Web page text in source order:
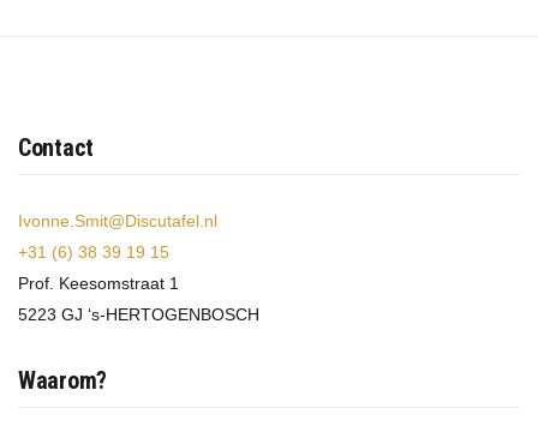
Contact
Ivonne.Smit@Discutafel.nl
+31 (6) 38 39 19 15
Prof. Keesomstraat 1
5223 GJ ‘s-HERTOGENBOSCH
Waarom?